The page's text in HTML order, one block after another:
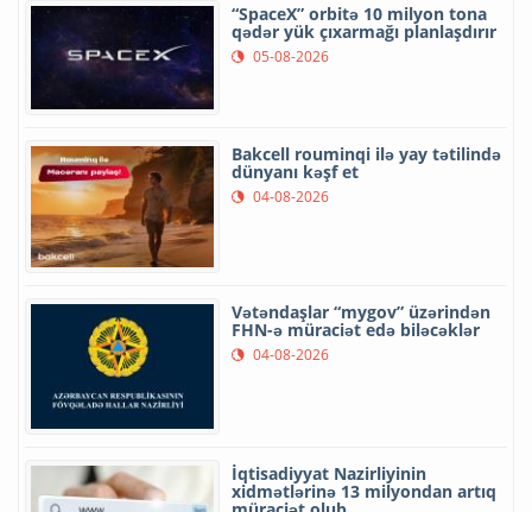
“SpaceX” orbitə 10 milyon tona
qədər yük çıxarmağı planlaşdırır
05-08-2026
Bakcell rouminqi ilə yay tətilində
dünyanı kəşf et
04-08-2026
Vətəndaşlar “mygov” üzərindən
FHN-ə müraciət edə biləcəklər
04-08-2026
İqtisadiyyat Nazirliyinin
xidmətlərinə 13 milyondan artıq